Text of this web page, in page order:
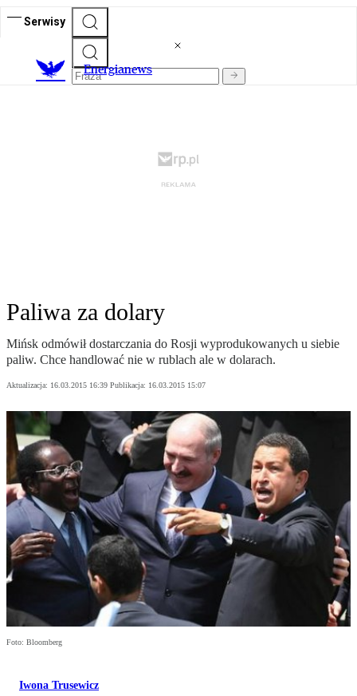
Serwisy
Energianews
Paliwa za dolary
Mińsk odmówił dostarczania do Rosji wyprodukowanych u siebie
paliw. Chce handlować nie w rublach ale w dolarach.
Aktualizacja: 16.03.2015 16:39 Publikacja: 16.03.2015 15:07
Foto: Bloomberg
Iwona Trusewicz